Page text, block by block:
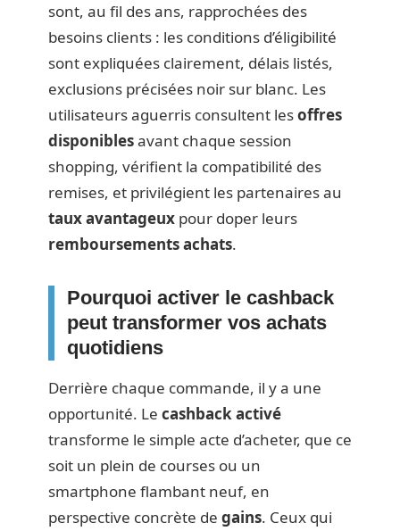
sont, au fil des ans, rapprochées des
besoins clients : les conditions d’éligibilité
sont expliquées clairement, délais listés,
exclusions précisées noir sur blanc. Les
utilisateurs aguerris consultent lesoffres
disponiblesavant chaque session
shopping, vérifient la compatibilité des
remises, et privilégient les partenaires au
taux avantageux pour doper leurs
remboursements achats.
Pourquoi activer le cashback
peut transformer vos achats
quotidiens
Derrière chaque commande, il y a une
opportunité. Le cashback activé
transforme le simple acte d’acheter, que ce
soit un plein de courses ou un
smartphone flambant neuf, en
perspective concrète de gains. Ceux qui